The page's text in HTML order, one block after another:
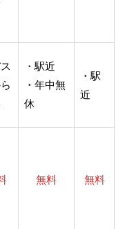
・駅近
・年中無
休
・駅
近
無料 無料